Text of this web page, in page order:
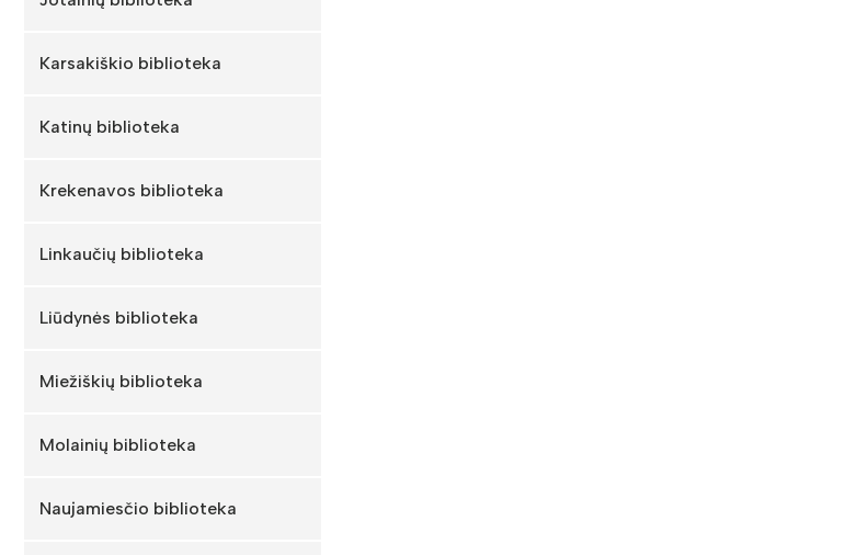
Karsakiškio biblioteka
Katinų biblioteka
Krekenavos biblioteka
Linkaučių biblioteka
Liūdynės biblioteka
Miežiškių biblioteka
Molainių biblioteka
Naujamiesčio biblioteka